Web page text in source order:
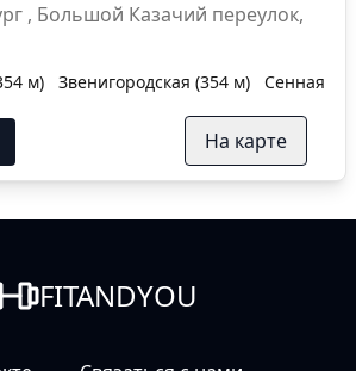
м) Звенигородская (354 м) Сенная
На карте
FITANDYOU